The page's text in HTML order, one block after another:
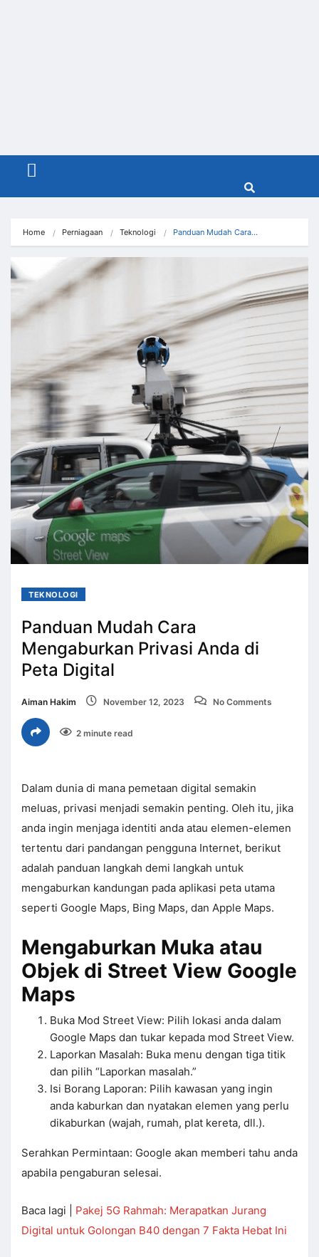
Menu
Home Perniagaan Teknologi Panduan Mudah Cara…
TEKNOLOGI
Panduan Mudah Cara
Mengaburkan Privasi Anda di
Peta Digital
Aiman Hakim November 12, 2023 No Comments
2 minute read
Dalam dunia di mana pemetaan digital semakin
meluas, privasi menjadi semakin penting. Oleh itu, jika
anda ingin menjaga identiti anda atau elemen-elemen
tertentu dari pandangan pengguna Internet, berikut
adalah panduan langkah demi langkah untuk
mengaburkan kandungan pada aplikasi peta utama
seperti Google Maps, Bing Maps, dan Apple Maps.
Mengaburkan Muka atau
Objek di Street View Google
Maps
Buka Mod Street View: Pilih lokasi anda dalam
Google Maps dan tukar kepada mod Street View.
Laporkan Masalah: Buka menu dengan tiga titik
dan pilih “Laporkan masalah.”
Isi Borang Laporan: Pilih kawasan yang ingin
anda kaburkan dan nyatakan elemen yang perlu
dikaburkan (wajah, rumah, plat kereta, dll.).
Serahkan Permintaan: Google akan memberi tahu anda
apabila pengaburan selesai.
Baca lagi | Pakej 5G Rahmah: Merapatkan Jurang
Digital untuk Golongan B40 dengan 7 Fakta Hebat Ini